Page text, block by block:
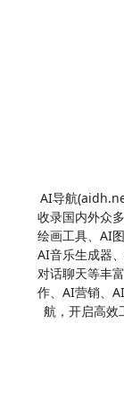
AI导航
收录国内外众
绘画工具、AI
AI音乐生成器
对话聊天等丰
作、AI营销、
航，开启高效